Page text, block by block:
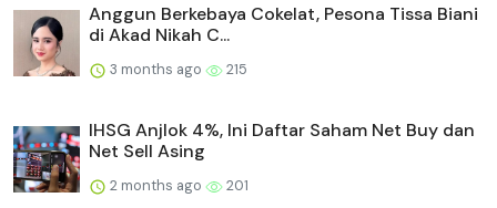
Anggun Berkebaya Cokelat, Pesona Tissa Biani
di Akad Nikah C...
3 months ago 215
IHSG Anjlok 4%, Ini Daftar Saham Net Buy dan
Net Sell Asing
2 months ago 201